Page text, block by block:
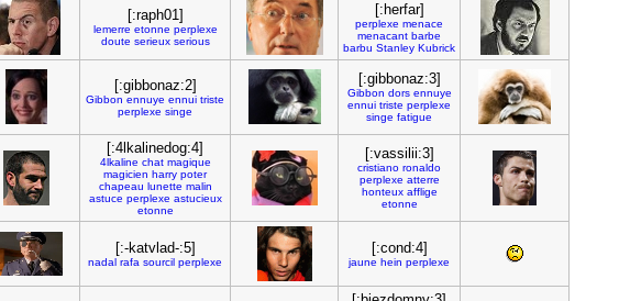
[:raph01]
lemerre etonne perplexe
doute serieux serious
[:herfar]
perplexe menace
menacant barbe
barbu Stanley Kubrick
[:gibbonaz:2]
Gibbon ennuye ennui triste
perplexe singe
[:gibbonaz:3]
Gibbon dors ennuye
ennui triste perplexe
singe fatigue
[:4lkalinedog:4]
4lkaline chat magique
magicien harry poter
chapeau lunette malin
astuce perplexe astucieux
etonne
[:vassilii:3]
cristiano ronaldo
perplexe atterre
honteux afflige
etonne
[:-katvlad-:5]
nadal rafa sourcil perplexe
[:cond:4]
jaune hein perplexe